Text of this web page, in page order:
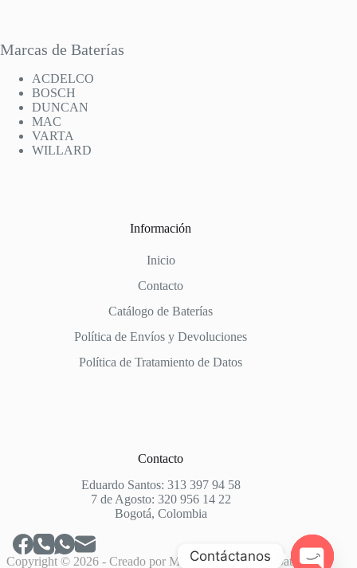
Marcas de Baterías
ACDELCO
BOSCH
DUNCAN
MAC
VARTA
WILLARD
Información
Inicio
Contacto
Catálogo de Baterías
Política de Envíos y Devoluciones
Política de Tratamiento de Datos
Contacto
Eduardo Santos: 313 397 94 58
7 de Agosto: 320 956 14 22
Bogotá, Colombia
Copyright © 2026 - Creado por Market Housepara: Baterías
Contáctanos